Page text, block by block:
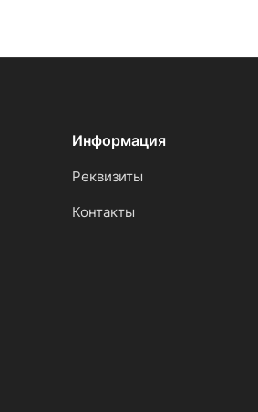
Информация
Реквизиты
Контакты